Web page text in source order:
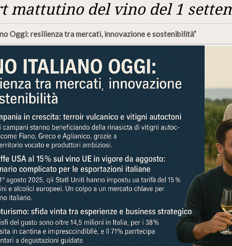
mattutino del vino del 1
Oggi: resilienza tra mercati, innovazione e sostenibilità”